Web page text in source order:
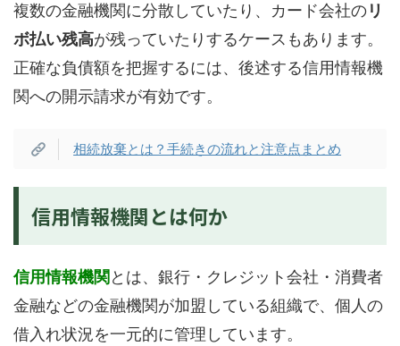
複数の金融機関に分散していたり、カード会社のリ
ボ払い残高が残っていたりするケースもあります。
正確な負債額を把握するには、後述する信用情報機
関への開示請求が有効です。
相続放棄とは？手続きの流れと注意点まとめ
信用情報機関とは何か
信用情報機関 とは、銀行・クレジット会社・消費者
金融などの金融機関が加盟している組織で、個人の
借入れ状況を一元的に管理しています。